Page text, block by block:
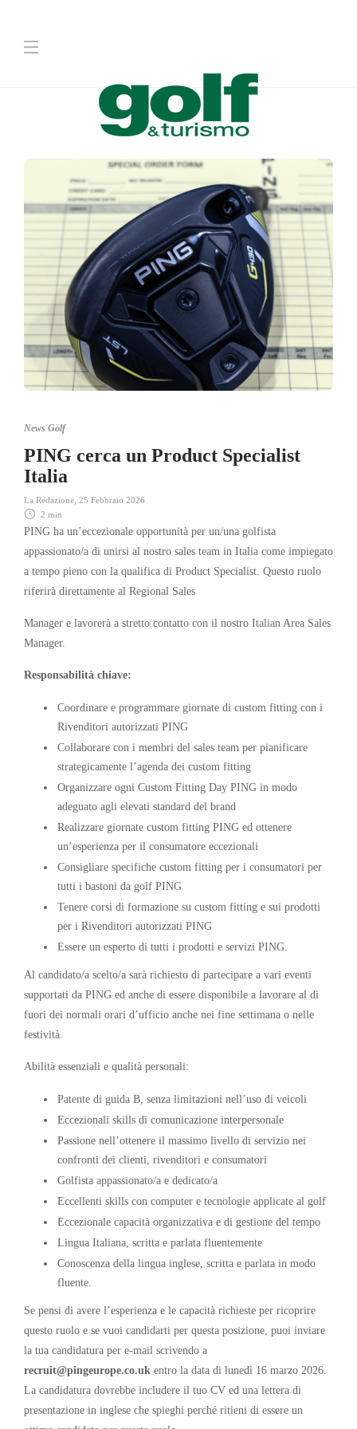
News Golf
PING cerca un Product Specialist
Italia
La Redazione 25 Febbraio 2026
2 min
PING ha un’eccezionale opportunità per un/una golfista
appassionato/a di unirsi al nostro sales team in Italia come impiegato
a tempo pieno con la qualifica di Product Specialist. Questo ruolo
riferirà direttamente al Regional Sales
Manager e lavorerà a stretto contatto con il nostro Italian Area Sales
Manager.
Responsabilità chiave:
Coordinare e programmare giornate di custom fitting con i
Rivenditori autorizzati PING
Collaborare con i membri del sales team per pianificare
strategicamente l’agenda dei custom fitting
Organizzare ogni Custom Fitting Day PING in modo
adeguato agli elevati standard del brand
Realizzare giornate custom fitting PING ed ottenere
un’esperienza per il consumatore eccezionali
Consigliare specifiche custom fitting per i consumatori per
tutti i bastoni da golf PING
Tenere corsi di formazione su custom fitting e sui prodotti
per i Rivenditori autorizzati PING
Essere un esperto di tutti i prodotti e servizi PING.
Al candidato/a scelto/a sarà richiesto di partecipare a vari eventi
supportati da PING ed anche di essere disponibile a lavorare al di
fuori dei normali orari d’ufficio anche nei fine settimana o nelle
festività.
Abilità essenziali e qualità personali:
Patente di guida B, senza limitazioni nell’uso di veicoli
Eccezionali skills di comunicazione interpersonale
Passione nell’ottenere il massimo livello di servizio nei
confronti dei clienti, rivenditori e consumatori
Golfista appassionato/a e dedicato/a
Eccellenti skills con computer e tecnologie applicate al golf
Eccezionale capacità organizzativa e di gestione del tempo
Lingua Italiana, scritta e parlata fluentemente
Conoscenza della lingua inglese, scritta e parlata in modo
fluente.
Se pensi di avere l’esperienza e le capacità richieste per ricoprire
questo ruolo e se vuoi candidarti per questa posizione, puoi inviare
la tua candidatura per e-mail scrivendo a
recruit@pingeurope.co.uk entro la data di lunedì 16 marzo 2026.
La candidatura dovrebbe includere il tuo CV ed una lettera di
presentazione in inglese che spieghi perché ritieni di essere un